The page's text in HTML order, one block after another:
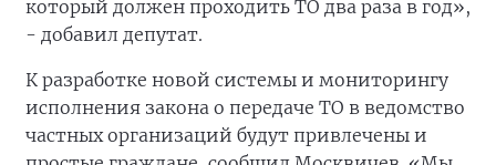
который должен проходить ТО два раза в год»,
- добавил депутат.
К разработке новой системы и мониторингу
исполнения закона о передаче ТО в ведомство
частных организаций будут привлечены и